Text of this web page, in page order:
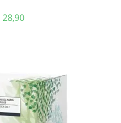
28,90